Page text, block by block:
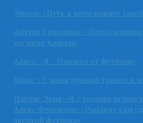
Эмери: «Путь к цели важнее
Антуан Гризманн: «Погба
до меня далеко»
Алвес: «Я – Пикассо от футбола»
Мане: «У меня лучший тренер в
Патрис Эвра: «Я с годами играю
Алекс Фергюсон: «Роналду сам
звездой футбола»